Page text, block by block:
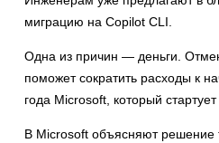
миграцию на Copilot CLI.
Одна из причин — деньги.
поможет сократить расходы к
года Microsoft, который
В Microsoft объясняют решение